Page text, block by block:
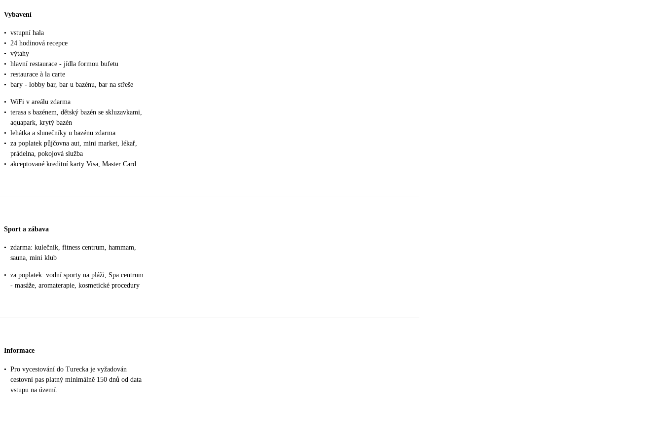
Vybavení
• vstupní hala
• 24 hodinová recepce
• výtahy
• hlavní restaurace - jídla formou bufetu
• restaurace à la carte
• bary - lobby bar, bar u bazénu, bar na střeše
• WiFi v areálu zdarma
• terasa s bazénem, dětský bazén se skluzavkami,
aquapark, krytý bazén
• lehátka a slunečníky u bazénu zdarma
• za poplatek půjčovna aut, mini market, lékař,
prádelna, pokojová služba
• akceptované kreditní karty Visa, Master Card
Sport a zábava
• zdarma: kulečník, fitness centrum, hammam,
sauna, mini klub
• za poplatek: vodní sporty na pláži, Spa centrum
- masáže, aromaterapie, kosmetické procedury
Informace
• Pro vycestování do Turecka je vyžadován
cestovní pas platný minimálně 150 dnů od data
vstupu na území.